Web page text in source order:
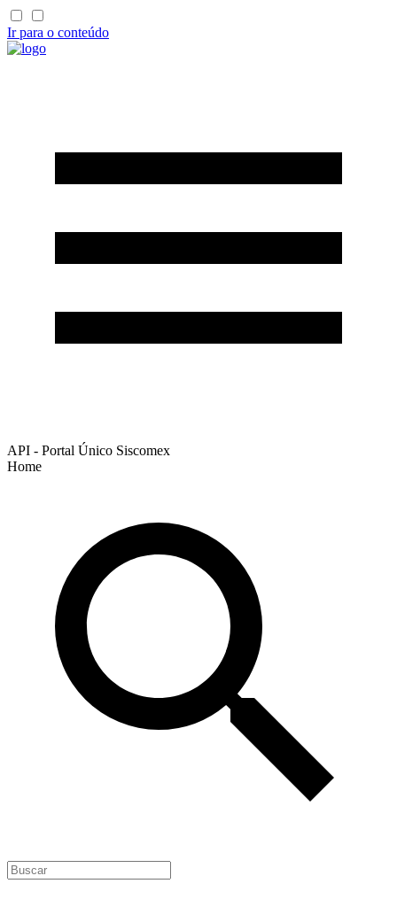
Ir para o conteúdo
API - Portal Único Siscomex
Home